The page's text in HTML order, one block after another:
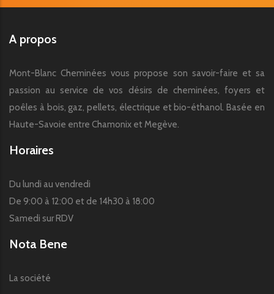
A propos
Mont-Blanc Cheminées vous propose son savoir-faire et sa
passion au service de vos désirs de cheminées, foyers et
poêles à bois, gaz, pellets, électrique et bio-éthanol. Basée en
Haute-Savoie entre Chamonix et Megève.
Horaires
Du lundi au vendredi
De 9:00 à 12:00 et de 14h30 à 18:00
Samedi sur RDV
Nota Bene
La société